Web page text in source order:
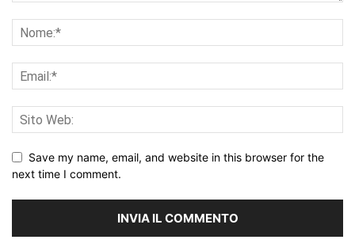
Save my name, email, and website in this browser for the
next time I comment.